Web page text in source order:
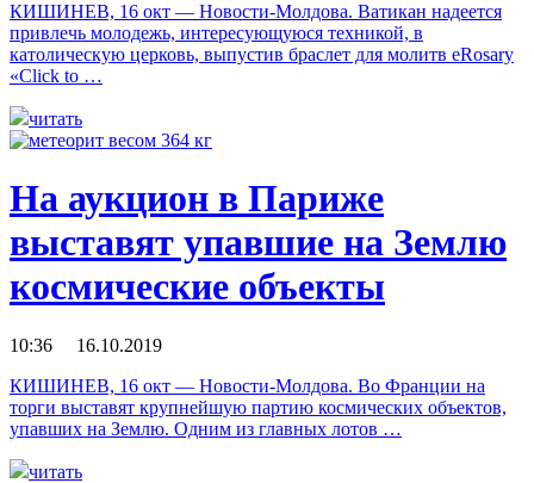
КИШИНЕВ, 16 окт — Новости-Молдова. Ватикан надеется
привлечь молодежь, интересующуюся техникой, в
католическую церковь, выпустив браслет для молитв eRosary
«Click to …
читать
На аукцион в Париже
выставят упавшие на Землю
космические объекты
10:36 16.10.2019
КИШИНЕВ, 16 окт — Новости-Молдова. Во Франции на
торги выставят крупнейшую партию космических объектов,
упавших на Землю. Одним из главных лотов …
читать